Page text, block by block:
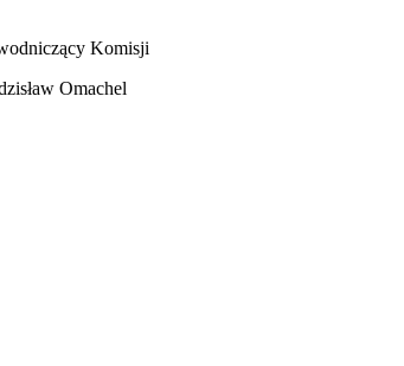
Komisji
Omachel